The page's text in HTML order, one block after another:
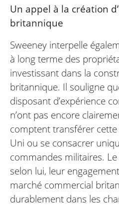
Un appel à la création
britannique
Sweeney interpelle
à long terme des
investissant dans la
britannique. Il souligne
disposant d’expérience
n’ont pas encore
comptent transférer
Uni ou se consacrer
commandes militaires.
selon lui, leur
marché commercial
durablement dans les